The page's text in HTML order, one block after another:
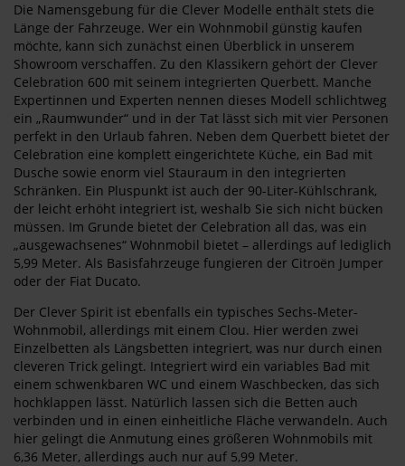
Die Namensgebung für die Clever Modelle enthält stets die
Länge der Fahrzeuge. Wer ein Wohnmobil günstig kaufen
möchte, kann sich zunächst einen Überblick in unserem
Showroom verschaffen. Zu den Klassikern gehört der Clever
Celebration 600 mit seinem integrierten Querbett. Manche
Expertinnen und Experten nennen dieses Modell schlichtweg
ein „Raumwunder“ und in der Tat lässt sich mit vier Personen
perfekt in den Urlaub fahren. Neben dem Querbett bietet der
Celebration eine komplett eingerichtete Küche, ein Bad mit
Dusche sowie enorm viel Stauraum in den integrierten
Schränken. Ein Pluspunkt ist auch der 90-Liter-Kühlschrank,
der leicht erhöht integriert ist, weshalb Sie sich nicht bücken
müssen. Im Grunde bietet der Celebration all das, was ein
„ausgewachsenes“ Wohnmobil bietet – allerdings auf lediglich
5,99 Meter. Als Basisfahrzeuge fungieren der Citroën Jumper
oder der Fiat Ducato.
Der Clever Spirit ist ebenfalls ein typisches Sechs-Meter-
Wohnmobil, allerdings mit einem Clou. Hier werden zwei
Einzelbetten als Längsbetten integriert, was nur durch einen
cleveren Trick gelingt. Integriert wird ein variables Bad mit
einem schwenkbaren WC und einem Waschbecken, das sich
hochklappen lässt. Natürlich lassen sich die Betten auch
verbinden und in einen einheitliche Fläche verwandeln. Auch
hier gelingt die Anmutung eines größeren Wohnmobils mit
6,36 Meter, allerdings auch nur auf 5,99 Meter.